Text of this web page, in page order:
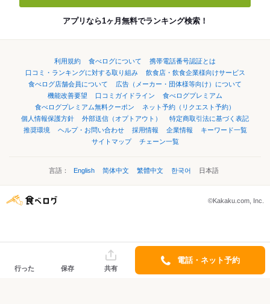
アプリなら1ヶ月無料でランキング検索！
利用規約 食べログについて
携帯電話番号認証とは
口コミ・ランキングに対する取り組み
飲食店・飲食企業様向けサービス
食べログ店舗会員について
広告（メーカー・団体様等向け）について
機能改善要望
口コミガイドライン
食べログプレミアム
食べログプレミアム無料クーポン
ネット予約（リクエスト予約）
個人情報保護方針
外部送信（オプトアウト）
特定商取引法に基づく表記
推奨環境
ヘルプ・お問い合わせ 採用情報 企業情報
キーワード一覧
サイトマップ
チェーン一覧
言語： English 简体中文 繁體中文 한국어 日本語
©Kakaku.com, Inc.
行った 保存 共有
電話・ネット予約